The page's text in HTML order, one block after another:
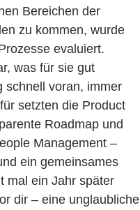
Bereichen der
zu kommen, wurde
evaluiert.
was für sie gut
schnell voran, immer
setzten die Product
Roadmap und
Management –
ein gemeinsames
mal ein Jahr später
dir – eine unglaubliche